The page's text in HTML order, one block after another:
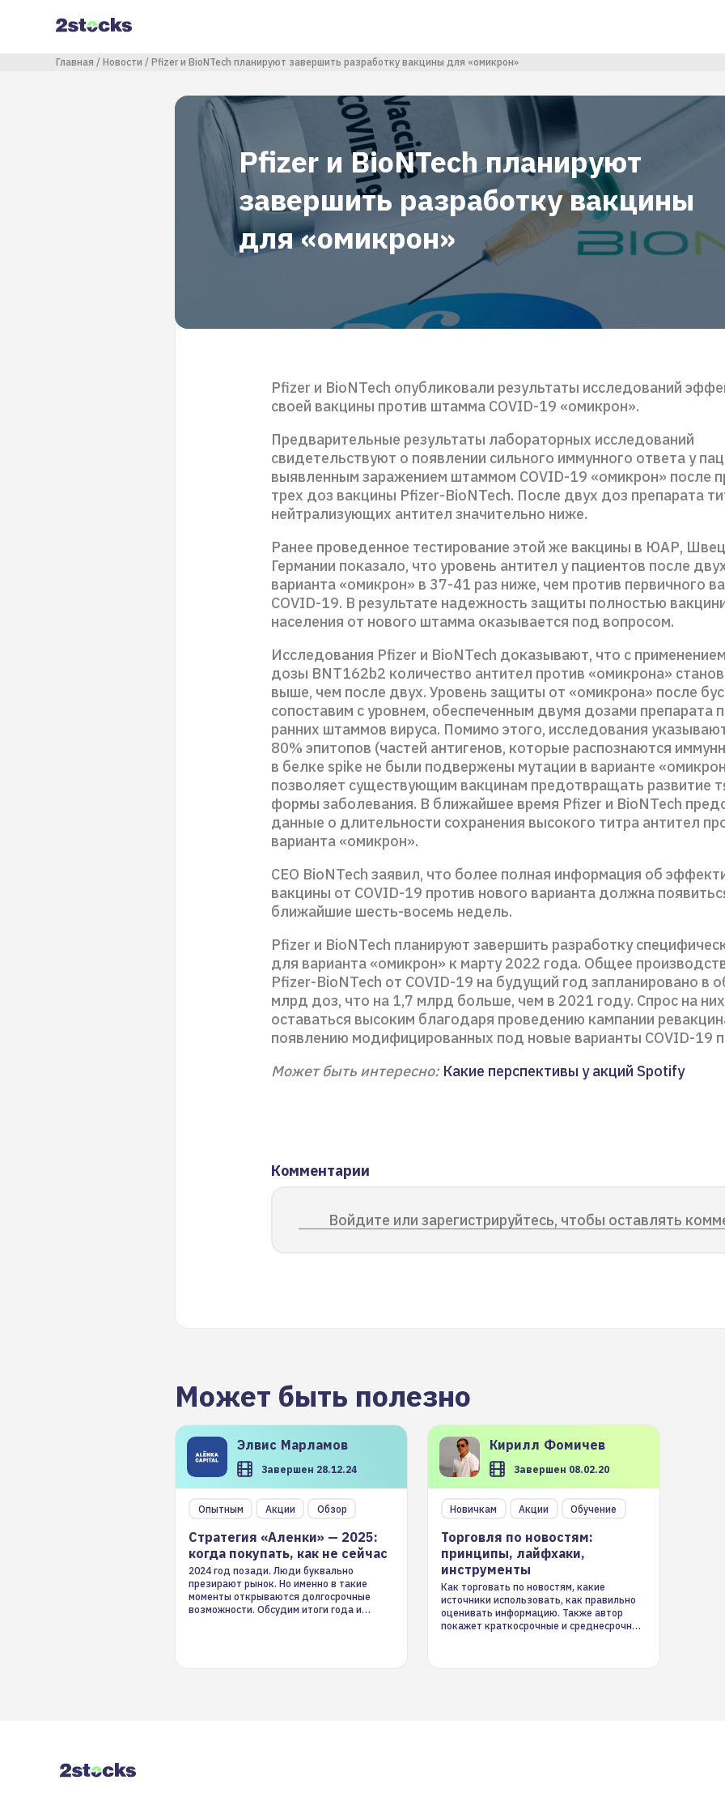
содержанию
Строка навигации
Главная Новости Pfizer и BioNTech планируют завершить разработку вакцины для «омикрон»
Pfizer и BioNTech планируют
завершить разработку вакцины
для «омикрон»
Pfizer и BioNTech опубликовали результаты исследований
своей вакцины против штамма COVID-19 «омикрон».
Предварительные результаты лабораторных исследований
свидетельствуют о появлении сильного иммунного ответа у
выявленным заражением штаммом COVID-19 «омикрон» после
трех доз вакцины Pfizer-BioNTech. После двух доз препарата
нейтрализующих антител значительно ниже.
Ранее проведенное тестирование этой же вакцины в ЮАР,
Германии показало, что уровень антител у пациентов после
варианта «омикрон» в 37-41 раз ниже, чем против первичного
COVID-19. В результате надежность защиты полностью
населения от нового штамма оказывается под вопросом.
Исследования Pfizer и BioNTech доказывают, что с
дозы BNT162b2 количество антител против «омикрона»
выше, чем после двух. Уровень защиты от «омикрона» после
сопоставим с уровнем, обеспеченным двумя дозами препарата
ранних штаммов вируса. Помимо этого, исследования
80% эпитопов (частей антигенов, которые распознаются
в белке spike не были подвержены мутации в варианте
позволяет существующим вакцинам предотвращать развитие
формы заболевания. В ближайшее время Pfizer и BioNTech
данные о длительности сохранения высокого титра антител
варианта «омикрон».
CEO BioNTech заявил, что более полная информация об
вакцины от COVID-19 против нового варианта должна
ближайшие шесть-восемь недель.
Pfizer и BioNTech планируют завершить разработку
для варианта «омикрон» к марту 2022 года. Общее
Pfizer-BioNTech от COVID-19 на будущий год запланировано в
млрд доз, что на 1,7 млрд больше, чем в 2021 году. Спрос на
оставаться высоким благодаря проведению кампании
появлению модифицированных под новые варианты COVID-19
Может быть интересно: Какие перспективы у акций Spotify
Комментарии
Войдите или зарегистрируйтесь, чтобы оставлять
Может быть полезно
Элвис Марламов
Завершен 28.12.24
Опытным Акции Обзор
Стратегия «Аленки» — 2025:
когда покупать, как не сейчас
2024 год позади. Люди буквально
презирают рынок. Но именно в такие
моменты открываются долгосрочные
возможности. Обсудим итоги года и
Кирилл Фомичев
Завершен 08.02.20
Новичкам Акции Обучение
Торговля по новостям:
принципы, лайфхаки,
инструменты
Как торговать по новостям, какие
источники использовать, как правильно
оценивать информацию. Также автор
покажет краткосрочные и среднесрочные